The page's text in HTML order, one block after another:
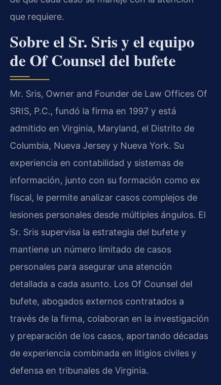
que requiere.
Sobre el Sr. Sris y el equipo
de Of Counsel del bufete
Mr. Sris, Owner and Founder de Law Offices Of
SRIS, P.C., fundó la firma en 1997 y está
admitido en Virginia, Maryland, el Distrito de
Columbia, Nueva Jersey y Nueva York. Su
experiencia en contabilidad y sistemas de
información, junto con su formación como ex
fiscal, le permite analizar casos complejos de
lesiones personales desde múltiples ángulos. El
Sr. Sris supervisa la estrategia del bufete y
mantiene un número limitado de casos
personales para asegurar una atención
detallada a cada asunto. Los Of Counsel del
bufete, abogados externos contratados a
través de la firma, colaboran en la investigación
y preparación de los casos, aportando décadas
de experiencia combinada en litigios civiles y
defensa en tribunales de Virginia.